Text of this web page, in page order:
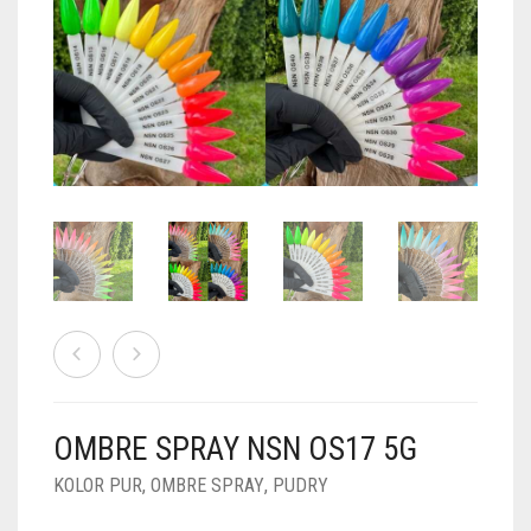
PUDRY BROKATOWE
PUDRY Z DROBINKAMI
PUDRY KOLOR PUR
PUDRY BUDUJĄCE
PUDRY DO FRENCH
PUDRY GALAXY
PUDRY SPARKLE
PUDRY TERMICZNE
PUDRY ŚWIECĄCE
FOIL DIP
KOSZYK
OMBRE SPRAY NSN OS17 5G
KOLOR PUR, OMBRE SPRAY, PUDRY